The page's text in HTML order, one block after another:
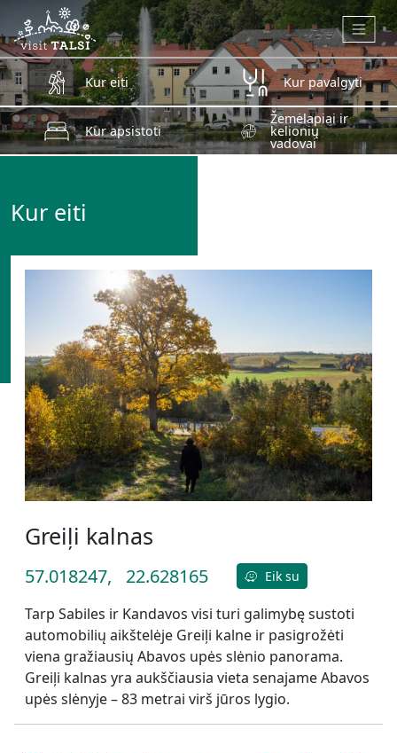
Skip to main content
Kur eiti Kur pavalgyti
Kur apsistoti
Žemėlapiai ir
kelionių
vadovai
Kur eiti
Greiļi kalnas
57.018247, 22.628165 Eik su
Tarp Sabiles ir Kandavos visi turi galimybę sustoti
automobilių aikštelėje Greiļi kalne ir pasigrožėti
viena gražiausių Abavos upės slėnio panorama.
Greiļi kalnas yra aukščiausia vieta senajame Abavos
upės slėnyje – 83 metrai virš jūros lygio.